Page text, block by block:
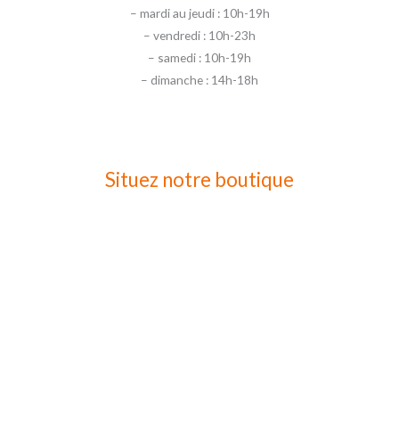
– mardi au jeudi : 10h-19h
– vendredi : 10h-23h
– samedi : 10h-19h
– dimanche : 14h-18h
Situez notre boutique